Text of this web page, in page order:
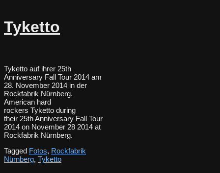
Tyketto
Tyketto auf ihrer 25th
Anniversary Fall Tour 2014 am
28. November 2014 in der
Rockfabrik Nürnberg.
American hard
rockers Tyketto during
their 25th Anniversary Fall Tour
2014 on November 28 2014 at
Rockfabrik Nürnberg.
Tagged Fotos, Rockfabrik
Nürnberg, Tyketto